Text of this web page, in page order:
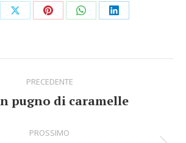
Share
X
Share
Pinterest
Share
WhatsApp
Share
LinkedIn
PRECEDENTE
Stile
pugno di caramelle
PROSSIMO